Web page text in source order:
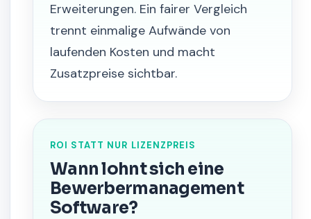
Erweiterungen. Ein fairer Vergleich
trennt einmalige Aufwände von
laufenden Kosten und macht
Zusatzpreise sichtbar.
ROI STATT NUR LIZENZPREIS
Wann lohnt sich eine
Bewerbermanagement
Software?